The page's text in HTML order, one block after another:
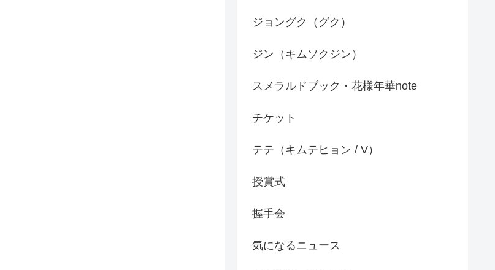
ジョングク（グク）
ジン（キムソクジン）
スメラルドブック・花様年華note
チケット
テテ（キムテヒョン / V）
授賞式
握手会
気になるニュース